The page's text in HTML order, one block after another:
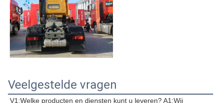
Veelgestelde vragen
V1:Welke producten en diensten kunt u leveren? A1:Wij